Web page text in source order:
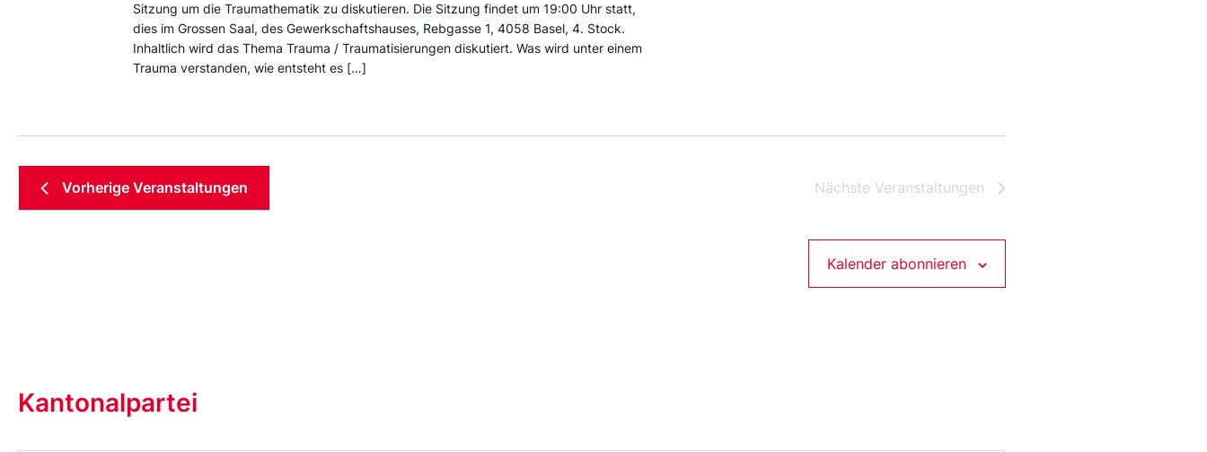
Sitzung um die Traumathematik zu diskutieren. Die Sitzung findet um 19:00 Uhr statt,
dies im Grossen Saal, des Gewerkschaftshauses, Rebgasse 1, 4058 Basel, 4. Stock.
Inhaltlich wird das Thema Trauma / Traumatisierungen diskutiert. Was wird unter einem
Trauma verstanden, wie entsteht es […]
Vorherige Veranstaltungen Nächste Veranstaltungen
Kalender abonnieren
Kantonalpartei